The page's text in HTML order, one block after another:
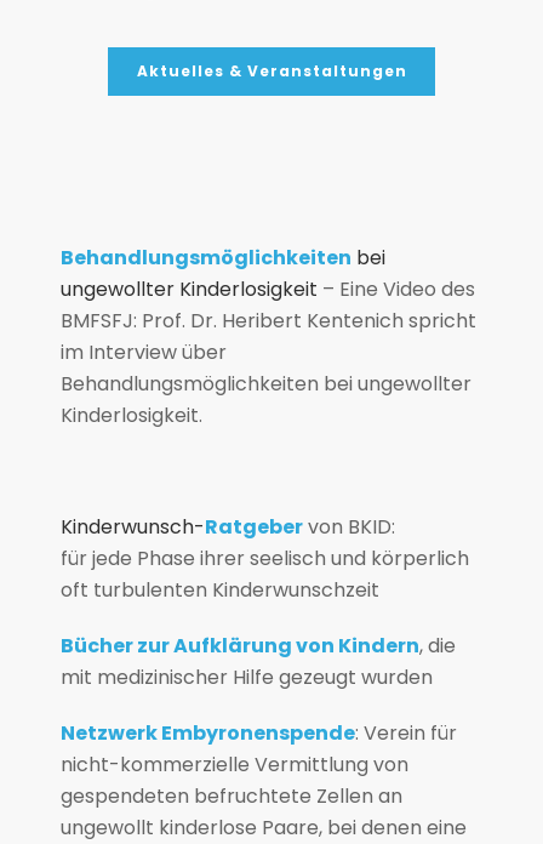
Aktuelles & Veranstaltungen
Behandlungsmöglichkeiten bei
ungewollter Kinderlosigkeit – Eine Video des
BMFSFJ: Prof. Dr. Heribert Kentenich spricht
im Interview über
Behandlungsmöglichkeiten bei ungewollter
Kinderlosigkeit.
Kinderwunsch-Ratgebervon BKID:
für jede Phase ihrer seelisch und körperlich
oft turbulenten Kinderwunschzeit
Bücher zur Aufklärung von Kindern, die
mit medizinischer Hilfe gezeugt wurden
Netzwerk Embyronenspende: Verein für
nicht-kommerzielle Vermittlung von
gespendeten befruchtete Zellen an
ungewollt kinderlose Paare, bei denen eine